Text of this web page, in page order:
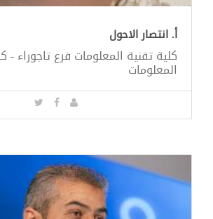
أ. انتصار الاحول
كلية تقنية المعلومات فرع تاجوراء -
المعلومات